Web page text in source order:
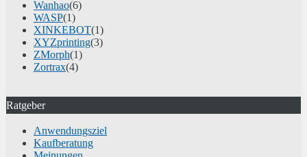
Wanhao(6)
WASP(1)
XINKEBOT(1)
XYZprinting(3)
ZMorph(1)
Zortrax(4)
Ratgeber
Anwendungsziel
Kaufberatung